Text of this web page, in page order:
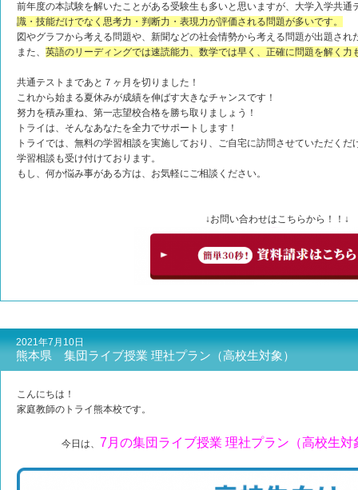
前年度の本試験を解いたことがある受験生も多いと思いますが、大学入学共通
識・技能だけでなく思考力・判断力・表現力が評価される問題が多いです。
図やグラフから考える問題や、新聞などの社会情勢から考える問題が出題され
また、 英語のリーディングでは速読能力、数学では早く、正確に問題を解く力
共通テストまであと７ヶ月を切りました！
これから始まる夏休みが成績を伸ばす大きなチャンスです！
努力を積み重ね、第一志望校合格を勝ち取りましょう！
トライは、そんなあなたを全力でサポートします！
トライでは、無料の学習相談を実施しており、ご自宅に訪問させていただく
学習相談も受け付けております。
もし、何か悩み事がある方は、お気軽にご相談ください。
↓お問い合わせはこちらから！！↓
2021年7月10日
熊本県 集団ライブ授業 理社プラン（高校生対象）
こんにちは！
家庭教師のトライ熊本校です。
今日は、 7月の集団ライブ授業 理社プラン（高校生対